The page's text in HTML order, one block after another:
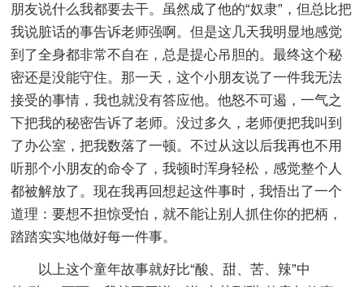
朋友说什么我都要去干。虽然成了他的“奴隶”，但总比把
我说脏话的事告诉老师强啊。但是这几天我明显地感觉
到了全身都非常不自在，总是提心吊胆的。最终这个秘
密还是没能守住。那一天，这个小朋友说了一件我无法
接受的事情，我也就没有答应他。他怒不可遏，一气之
下把我的秘密告诉了老师。没过多久，老师便把我叫到
了办公室，把我数落了一顿。不过从这以后我再也不用
听那个小朋友的命令了，我顿时浑身轻松，感觉整个人
都被解放了。现在我再回想起这件事时，我悟出了一个
道理：要想不担惊受怕，就不能让别人抓住你的把柄，
踏踏实实地做好每一件事。
以上这个童年故事就好比“酸、甜、苦、辣”中